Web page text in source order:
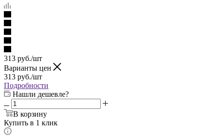
313 руб./шт
Варианты цен
313 руб./шт
Подробности
Нашли дешевле?
В корзину
Купить в 1 клик